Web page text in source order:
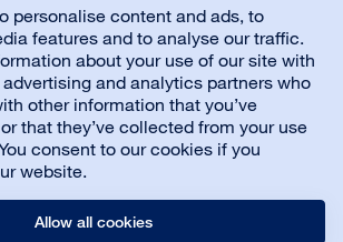
personalise content and ads, to
features and to analyse our traffic.
about your use of our site with
and analytics partners who
other information that you’ve
that they’ve collected from your use
consent to our cookies if you
website.
Allow all cookies